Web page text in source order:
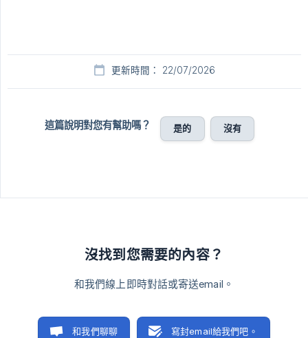
更新時間： 22/07/2026
這篇說明對您有幫助嗎？ 是的 沒有
沒找到您需要的內容？
和我們線上即時對話或寄送email。
和我們聊聊 寫封email給我們吧。